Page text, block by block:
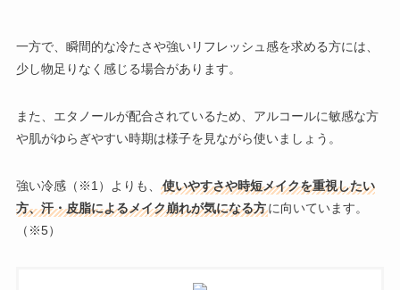
一方で、瞬間的な冷たさや強いリフレッシュ感を求める方には、
少し物足りなく感じる場合があります。
また、エタノールが配合されているため、アルコールに敏感な方
や肌がゆらぎやすい時期は様子を見ながら使いましょう。
強い冷感（※1）よりも、
使いやすさや時短メイクを重視したい
方、汗・皮脂によるメイク崩れが気になる方に向いています。
（※5）